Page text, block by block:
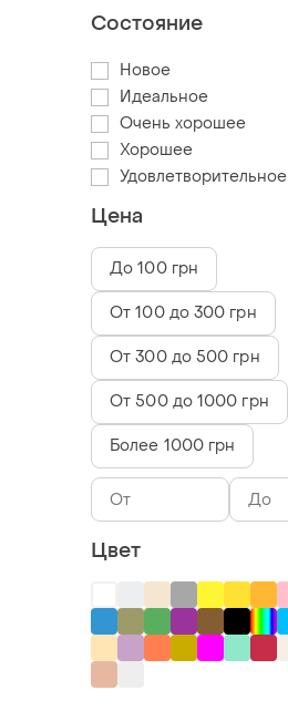
Состояние
Новое
Идеальное
Очень хорошее
Хорошее
Удовлетворительное
Цена
До 100 грн
От 100 до 300 грн
От 300 до 500 грн
От 500 до 1000 грн
Более 1000 грн
Цвет